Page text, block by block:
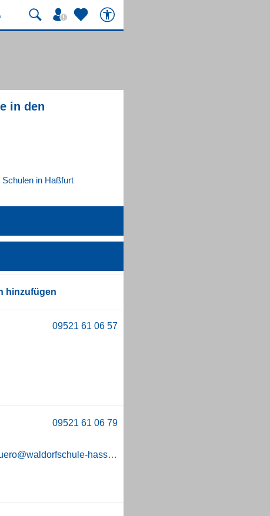
in den
in Haßfurt
hinzufügen
schulbuero@waldorfschule-hassfurt.de